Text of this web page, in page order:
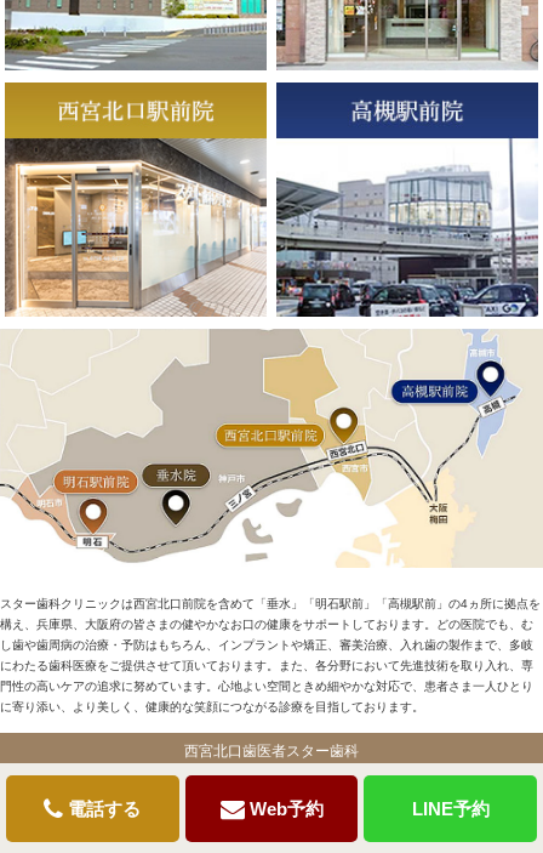
スター歯科クリニックは西宮北口前院を含めて「垂水」「明石駅前」「高槻駅前」の4ヵ所に拠点を
構え、兵庫県、大阪府の皆さまの健やかなお口の健康をサポートしております。どの医院でも、む
し歯や歯周病の治療・予防はもちろん、インプラントや矯正、審美治療、入れ歯の製作まで、多岐
にわたる歯科医療をご提供させて頂いております。また、各分野において先進技術を取り入れ、専
門性の高いケアの追求に努めています。心地よい空間ときめ細やかな対応で、患者さま一人ひとり
に寄り添い、より美しく、健康的な笑顔につながる診療を目指しております。
西宮北口歯医者スター歯科
電話する Web予約 LINE予約